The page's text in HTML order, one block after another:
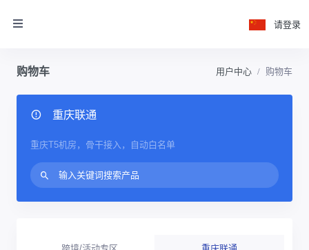
请登录
购物车 用户中心 购物车
重庆联通
重庆T5机房，骨干接入，自动白名单